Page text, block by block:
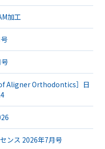
加工
Aligner Orthodontics］日
ンス 2026年7月号